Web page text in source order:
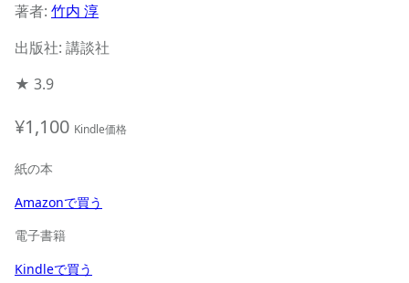
著者: 竹内 淳
出版社: 講談社
★ 3.9
¥1,100 Kindle価格
紙の本
Amazonで買う
電子書籍
Kindleで買う